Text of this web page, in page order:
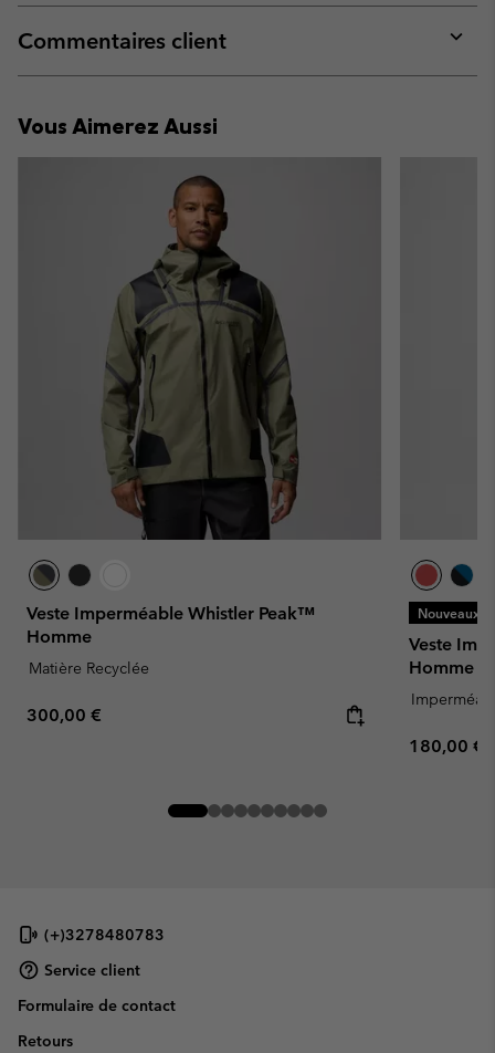
or
Commentaires client
or
Vous Aimerez Aussi
Veste Imperméable Whistler Peak™
Homme
Matière Recyclée
Regular price:
300,00 €
Nouveaux
Veste
Homme
Regular
180,00 €
(+)3278480783
Service client
Formulaire de contact
Retours